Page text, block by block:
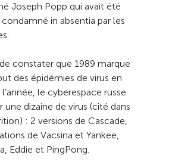
Joseph Popp qui avait été
in absentia par les
constater que 1989 marque
des épidémies de virus en
le cyberespace russe
une dizaine de virus (cité dans
: 2 versions de Cascade,
de Vacsina et Yankee,
Eddie et PingPong.